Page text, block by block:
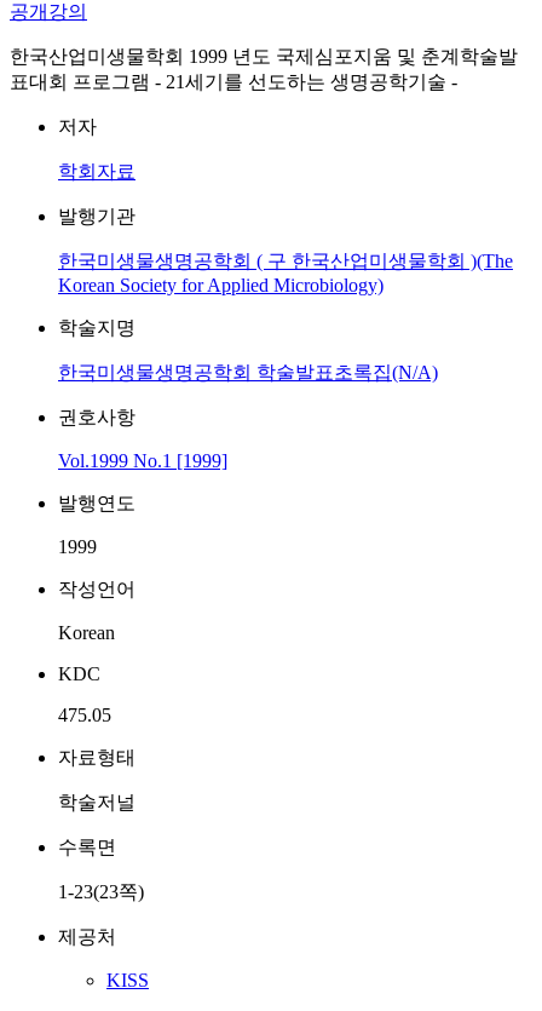
공개강의
한국산업미생물학회 1999 년도 국제심포지움 및 춘계학술발
표대회 프로그램 - 21세기를 선도하는 생명공학기술 -
저자
학회자료
발행기관
한국미생물생명공학회 ( 구 한국산업미생물학회 )(The
Korean Society for Applied Microbiology)
학술지명
한국미생물생명공학회 학술발표초록집(N/A)
권호사항
Vol.1999 No.1 [1999]
발행연도
1999
작성언어
Korean
KDC
475.05
자료형태
학술저널
수록면
1-23(23쪽)
제공처
KISS